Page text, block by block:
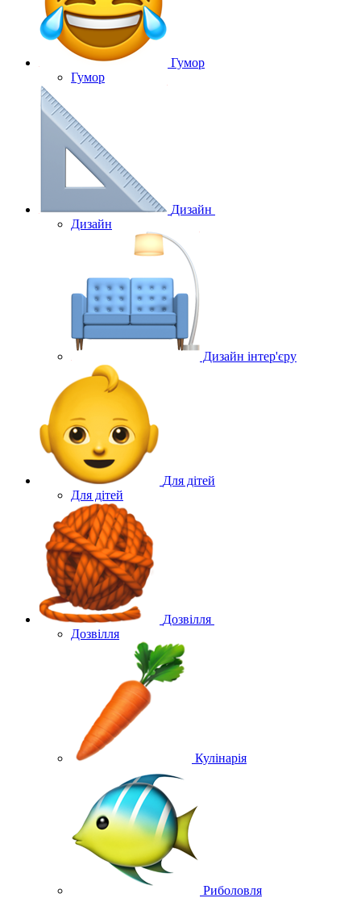
Гумор
Гумор
Дизайн
Дизайн
Дизайн інтер'єру
Для дітей
Для дітей
Дозвілля
Дозвілля
Кулінарія
Риболовля